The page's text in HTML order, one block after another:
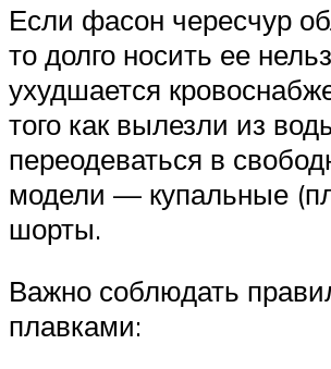
Если фасон чересчур
то долго носить ее
ухудшается
того как вылезли из
переодеваться в
модели — купальные
шорты.
Важно соблюдать
плавками: